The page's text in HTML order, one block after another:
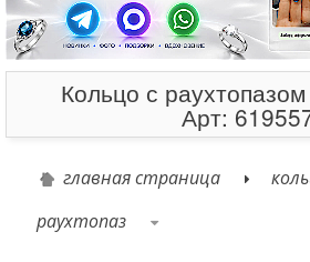
Кольцо с
Арт:
главная страница
раухтопаз